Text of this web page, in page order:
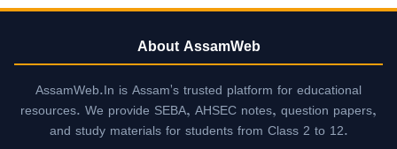
About AssamWeb
AssamWeb.In is Assam's trusted platform for educational
resources. We provide SEBA, AHSEC notes, question papers,
and study materials for students from Class 2 to 12.